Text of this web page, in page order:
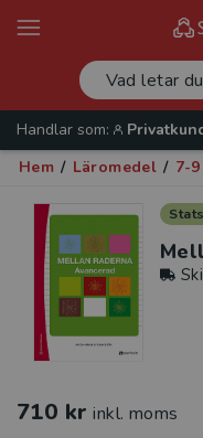
Handlar som:
Hem / Läromedel / 7-9
710 kr inkl. moms